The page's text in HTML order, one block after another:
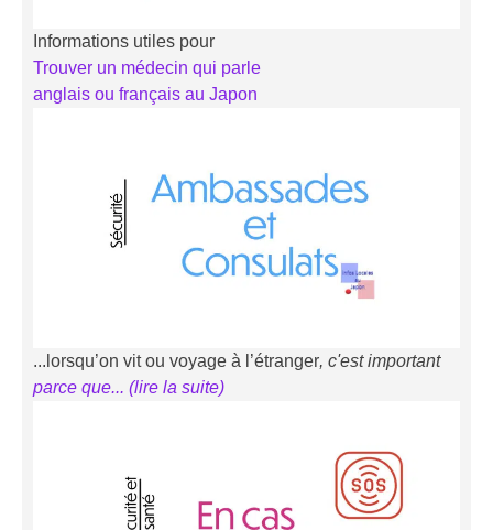
Informations utiles pour
Trouver un médecin qui parle
anglais ou français au Japon
...lorsqu’on vit ou voyage à l’étranger, c'est important
parce que... (lire la suite)